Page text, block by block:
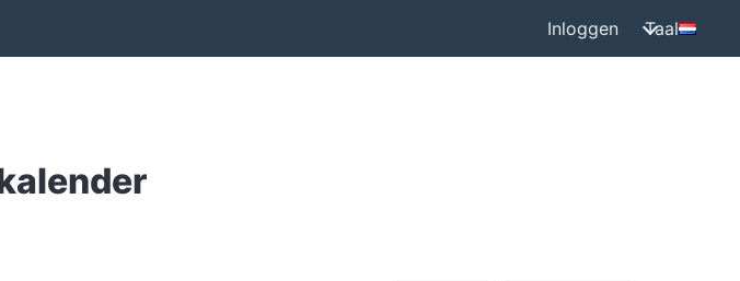
Inloggen Taal